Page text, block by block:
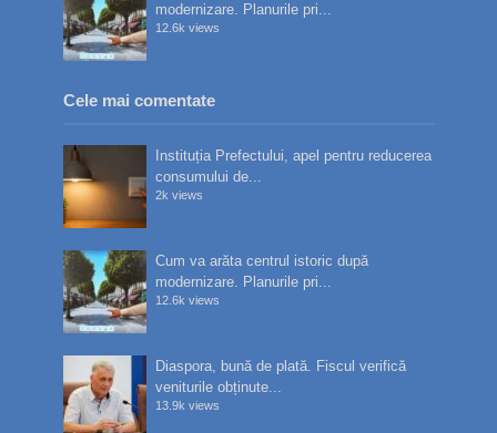
modernizare. Planurile pri...
12.6k views
Cele mai comentate
Instituția Prefectului, apel pentru reducerea
consumului de...
2k views
Cum va arăta centrul istoric după
modernizare. Planurile pri...
12.6k views
Diaspora, bună de plată. Fiscul verifică
veniturile obținute...
13.9k views